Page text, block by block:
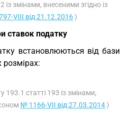
із змінами, внесеними згідно із
VIII від 21.12.2016)
ставок податку
встановлюються від бази
розмірах:
193.1 статті 193 із змінами,
№ 1166-VII від 27.03.2014)